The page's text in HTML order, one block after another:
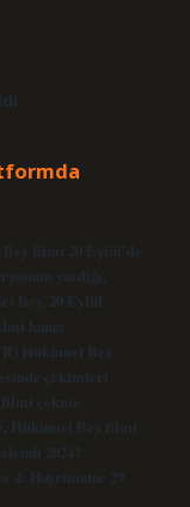
filmi 20 Eylül’de
yazdığı,
Bey, 20 Eylül
hangi
Hükümet Bey
çekimleri
çekme
Hükümet Bey filmi
2024?
4: Hayrimator 29